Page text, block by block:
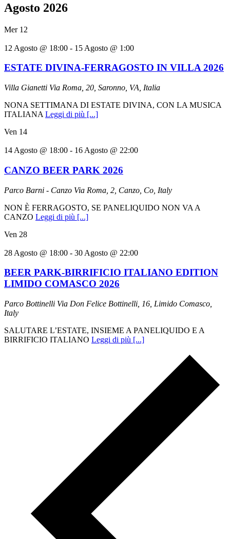
Agosto 2026
Mer 12
12 Agosto @ 18:00 - 15 Agosto @ 1:00
ESTATE DIVINA-FERRAGOSTO IN VILLA 2026
Villa Gianetti Via Roma, 20, Saronno, VA, Italia
NONA SETTIMANA DI ESTATE DIVINA, CON LA MUSICA
ITALIANA Leggi di più [...]
Ven 14
14 Agosto @ 18:00 - 16 Agosto @ 22:00
CANZO BEER PARK 2026
Parco Barni - Canzo Via Roma, 2, Canzo, Co, Italy
NON È FERRAGOSTO, SE PANELIQUIDO NON VA A
CANZO Leggi di più [...]
Ven 28
28 Agosto @ 18:00 - 30 Agosto @ 22:00
BEER PARK-BIRRIFICIO ITALIANO EDITION
LIMIDO COMASCO 2026
Parco Bottinelli Via Don Felice Bottinelli, 16, Limido Comasco,
Italy
SALUTARE L’ESTATE, INSIEME A PANELIQUIDO E A
BIRRIFICIO ITALIANO Leggi di più [...]